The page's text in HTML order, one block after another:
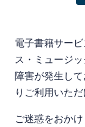
電子書籍サー
ス・ミュージ
障害が発生し
りご利用いただ
ご迷惑をおか